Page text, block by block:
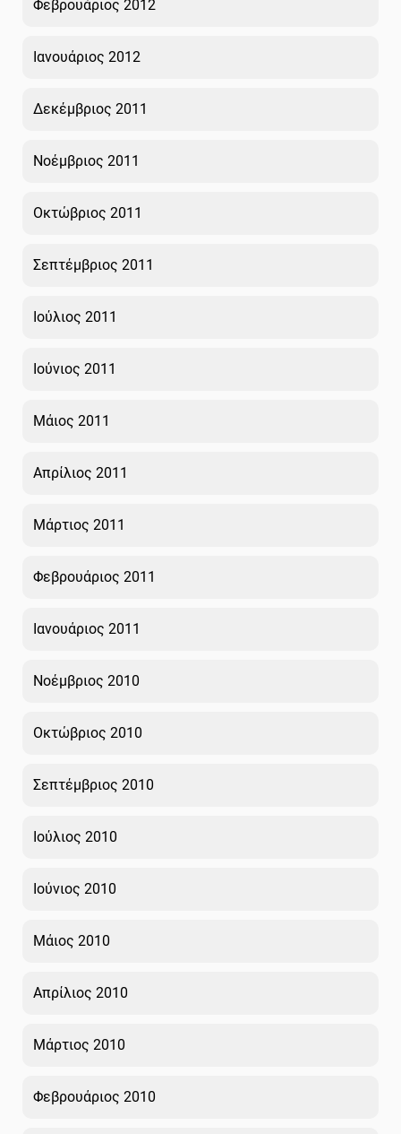
Φεβρουάριος 2012
Ιανουάριος 2012
Δεκέμβριος 2011
Νοέμβριος 2011
Οκτώβριος 2011
Σεπτέμβριος 2011
Ιούλιος 2011
Ιούνιος 2011
Μάιος 2011
Απρίλιος 2011
Μάρτιος 2011
Φεβρουάριος 2011
Ιανουάριος 2011
Νοέμβριος 2010
Οκτώβριος 2010
Σεπτέμβριος 2010
Ιούλιος 2010
Ιούνιος 2010
Μάιος 2010
Απρίλιος 2010
Μάρτιος 2010
Φεβρουάριος 2010